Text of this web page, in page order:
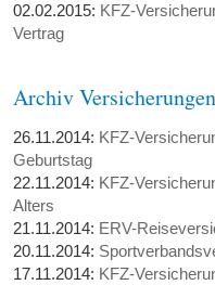
02.02.2015: KFZ-
Vertrag
Archiv
26.11.2014: KFZ-
Geburtstag
22.11.2014: KFZ-
Alters
21.11.2014: ERV-
20.11.2014:
17.11.2014: KFZ-